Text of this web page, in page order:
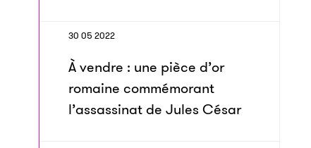
30 05 2022
À vendre : une pièce d’or
romaine commémorant
l’assassinat de Jules César